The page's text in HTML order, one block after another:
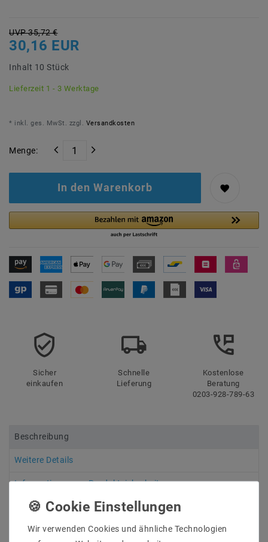
UVP 35,72 €
30,16 EUR
Inhalt 10 Stück
Lieferzeit 1 - 3 Werktage
* inkl. ges. MwSt. zzgl. Versandkosten
Menge:
In den Warenkorb
Sicher
einkaufen
Schnelle
Lieferung
Kostenlose
Beratung
0203-928-789-63
Beschreibung
Weitere Details
Informationen zur Produktsicherheit
Wir verwenden Cookies und ähnliche Technologien